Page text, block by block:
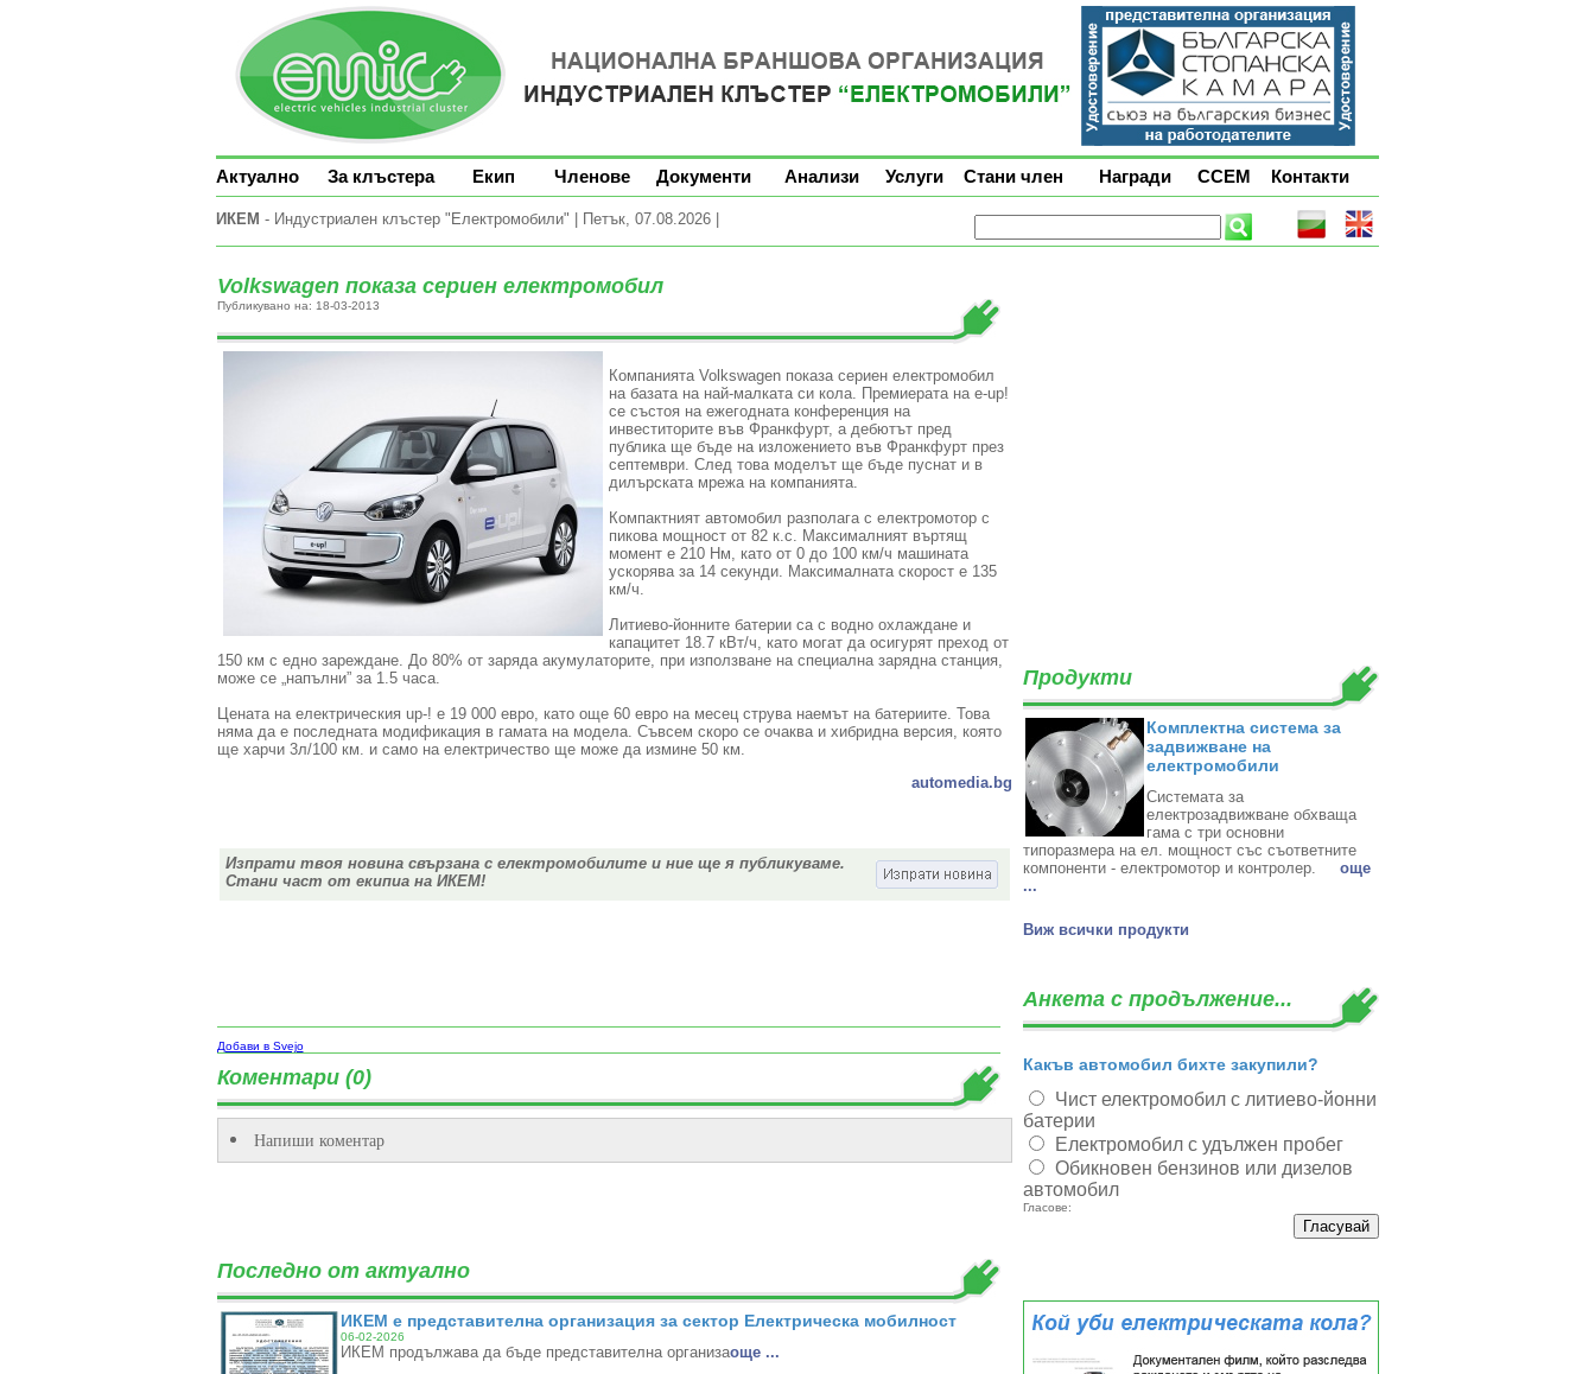
Актуално За клъстера Екип Членове Документи Анализи Услуги Стани член Награди ССЕМ Контакти
ИКЕМ - Индустриален клъстер "Електромобили" | Петък, 07.08.2026 |
Volkswagen показа сериен електромобил
Публикувано на: 18-03-2013
Компанията Volkswagen показа сериен електромобил
на базата на най-малката си кола. Премиерата на e-up!
се състоя на ежегодната конференция на
инвеститорите във Франкфурт, а дебютът пред
публика ще бъде на изложението във Франкфурт през
септември. След това моделът ще бъде пуснат и в
дилърската мрежа на компанията.
Компактният автомобил разполага с електромотор с
пикова мощност от 82 к.с. Максималният въртящ
момент е 210 Нм, като от 0 до 100 км/ч машината
ускорява за 14 секунди. Максималната скорост е 135
км/ч.
Литиево-йонните батерии са с водно охлаждане и
капацитет 18.7 кВт/ч, като могат да осигурят преход от
150 км с едно зареждане. До 80% от заряда акумулаторите, при използване на специална зарядна станция,
може се „напълни” за 1.5 часа.
Цената на електрическия up-! е 19 000 евро, като още 60 евро на месец струва наемът на батериите. Това
няма да е последната модификация в гамата на модела. Съвсем скоро се очаква и хибридна версия, която
ще харчи 3л/100 км. и само на електричество ще може да измине 50 км.
automedia.bg
Изпрати твоя новина свързана с електромобилите и ние ще я публикуваме.
Стани част от екипиа на ИКЕМ!
Добави в Svejo
Коментари (0)
Напиши коментар
Последно от актуално
ИКЕМ е представителна организация за сектор Електрическа мобилност
06-02-2026
ИКЕМ продължава да бъде представителна организаoще ...
Продукти
Комплектна система за
задвижване на
електромобили
Системата за
електрозадвижване обхваща
гама с три основни
типоразмера на ел. мощност със съответните
компоненти - електромотор и контролер. ‎ oще
...
Виж всички продукти
Анкета с продължение...
Какъв автомобил бихте закупили?
Чист електромобил с литиево-йонни
батерии
Електромобил с удължен пробег
Обикновен бензинов или дизелов
автомобил
Гласове: